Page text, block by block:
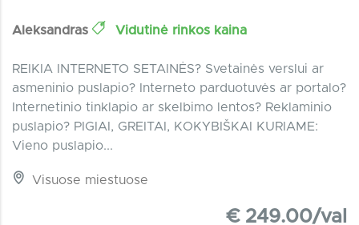
Aleksandras Vidutinė rinkos kaina
REIKIA INTERNETO SETAINĖS? Svetainės verslui ar
asmeninio puslapio? Interneto parduotuvės ar portalo?
Internetinio tinklapio ar skelbimo lentos? Reklaminio
puslapio? PIGIAI, GREITAI, KOKYBIŠKAI KURIAME:
Vieno puslapio...
Visuose miestuose
€ 249.00/val